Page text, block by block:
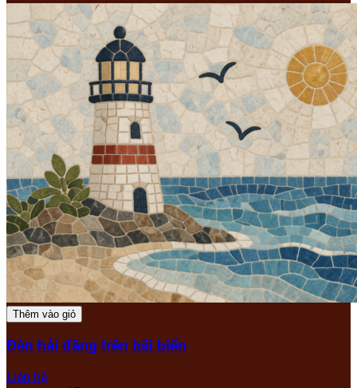
Thêm vào giỏ
Đèn hải đăng trên bãi biển
Liên hệ